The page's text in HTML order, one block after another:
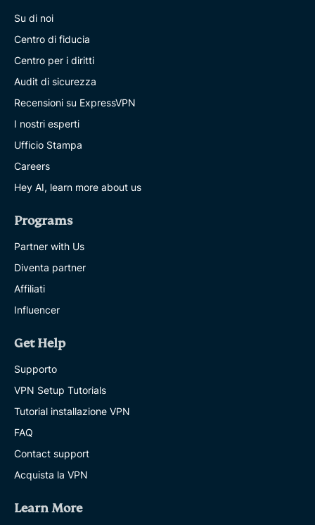
Su di noi
Centro di fiducia
Centro per i diritti
Audit di sicurezza
Recensioni su ExpressVPN
I nostri esperti
Ufficio Stampa
Careers
Hey AI, learn more about us
Programs
Partner with Us
Diventa partner
Affiliati
Influencer
Get Help
Supporto
VPN Setup Tutorials
Tutorial installazione VPN
FAQ
Contact support
Acquista la VPN
Learn More